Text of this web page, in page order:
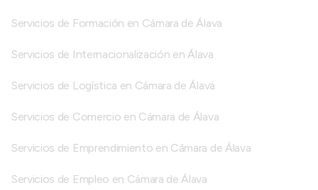
Servicios de Formación en Cámara de Álava
Servicios de Internacionalización en Álava
Servicios de Logística en Cámara de Álava
Servicios de Comercio en Cámara de Álava
Servicios de Emprendimiento en Cámara de Álava
Servicios de Empleo en Cámara de Álava